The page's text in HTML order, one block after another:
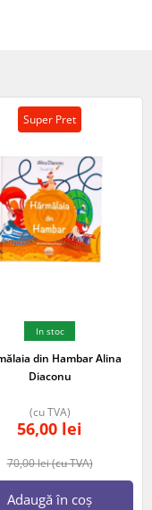
Super Pret
In stoc
din Hambar Alina
Diaconu
70,00lei(cu TVA)
56,00 lei
(cu TVA)
Adaugă în coș